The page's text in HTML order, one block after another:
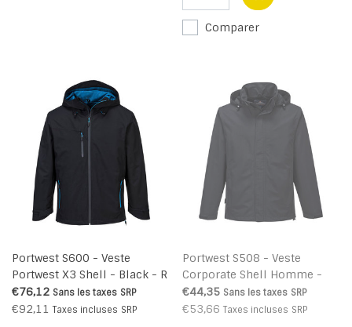
Comparer
Portwest S600 - Veste
Portwest X3 Shell - Black - R
€76,12 Sans les taxes SRP
€92,11 Taxes incluses SRP
Portwest S508 - Veste
Corporate Shell Homme -
Black - R
€44,35 Sans les taxes SRP
€53,66 Taxes incluses SRP